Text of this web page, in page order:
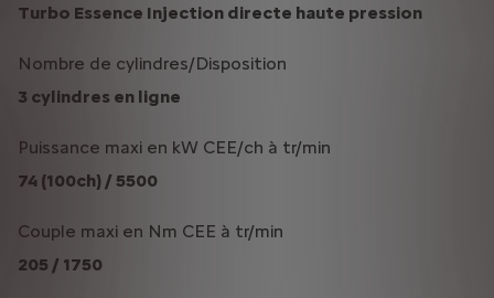
Turbo Essence Injection directe haute pression
Nombre de cylindres/Disposition
3 cylindres en ligne
Puissance maxi en kW CEE/ch à tr/min
74 (100ch) / 5500
Couple maxi en Nm CEE à tr/min
205 / 1750